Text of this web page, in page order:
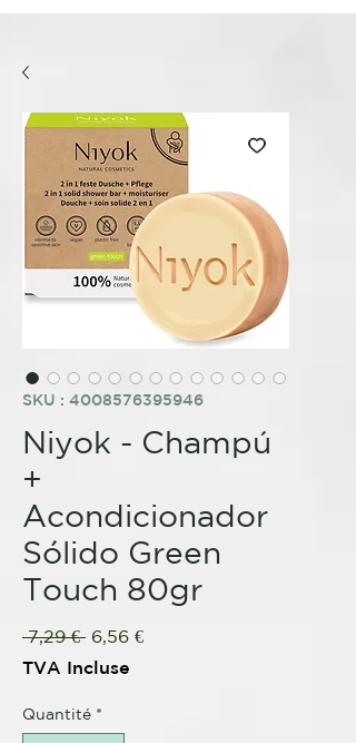
SKU : 4008576395946
Niyok - Champú
+
Acondicionador
Sólido Green
Touch 80gr
7,29 € Prix
original
6,56 €Prix
TVA Incluse
Quantité *